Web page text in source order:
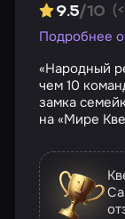
9.5/10
Подробнее
«Народный
чем 10
замка
на «Мире